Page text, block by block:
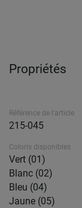
Propriétés
Référence de l'article
215-045
Coloris disponibles
Vert (01)
Blanc (02)
Bleu (04)
Jaune (05)